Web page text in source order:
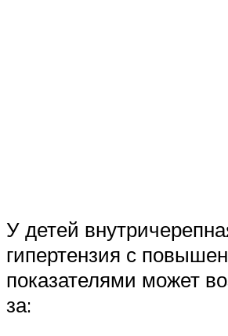
У детей
гипертензия с
показателями может
за: